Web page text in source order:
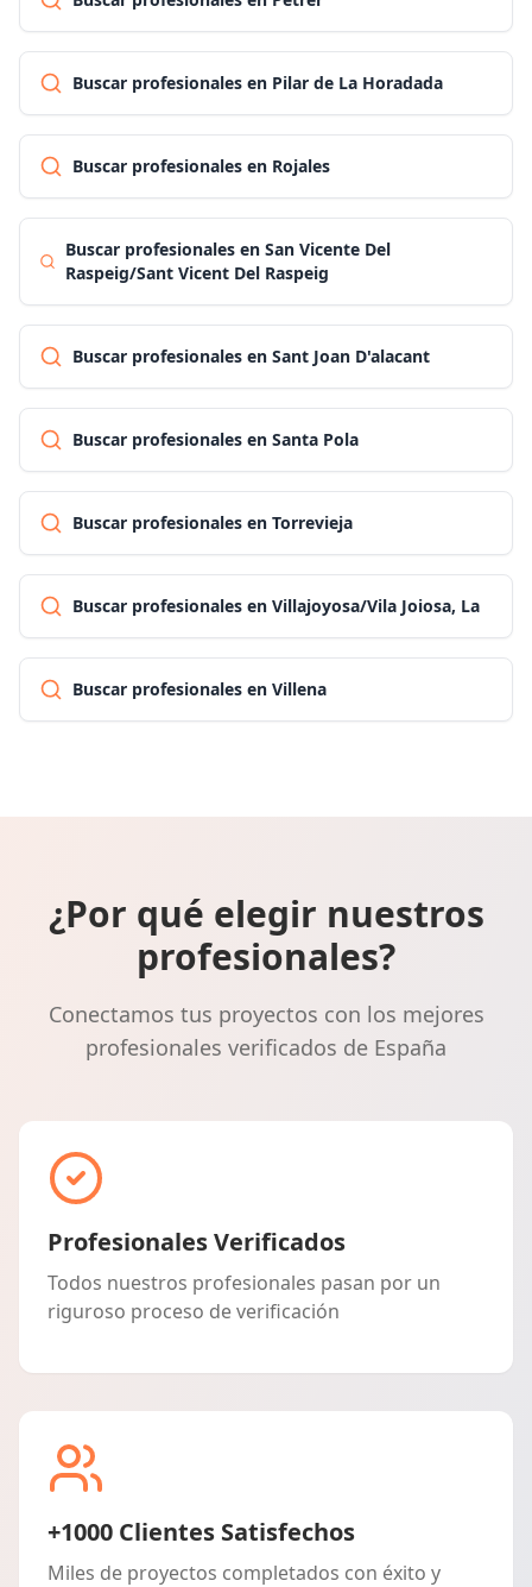
Buscar profesionales en Pilar de La Horadada
Buscar profesionales en Rojales
Buscar profesionales en San Vicente Del
Raspeig/Sant Vicent Del Raspeig
Buscar profesionales en Sant Joan D'alacant
Buscar profesionales en Santa Pola
Buscar profesionales en Torrevieja
Buscar profesionales en Villajoyosa/Vila Joiosa, La
Buscar profesionales en Villena
¿Por qué elegir nuestros
profesionales?
Conectamos tus proyectos con los mejores
profesionales verificados de España
Profesionales Verificados
Todos nuestros profesionales pasan por un
riguroso proceso de verificación
+1000 Clientes Satisfechos
Miles de proyectos completados con éxito y